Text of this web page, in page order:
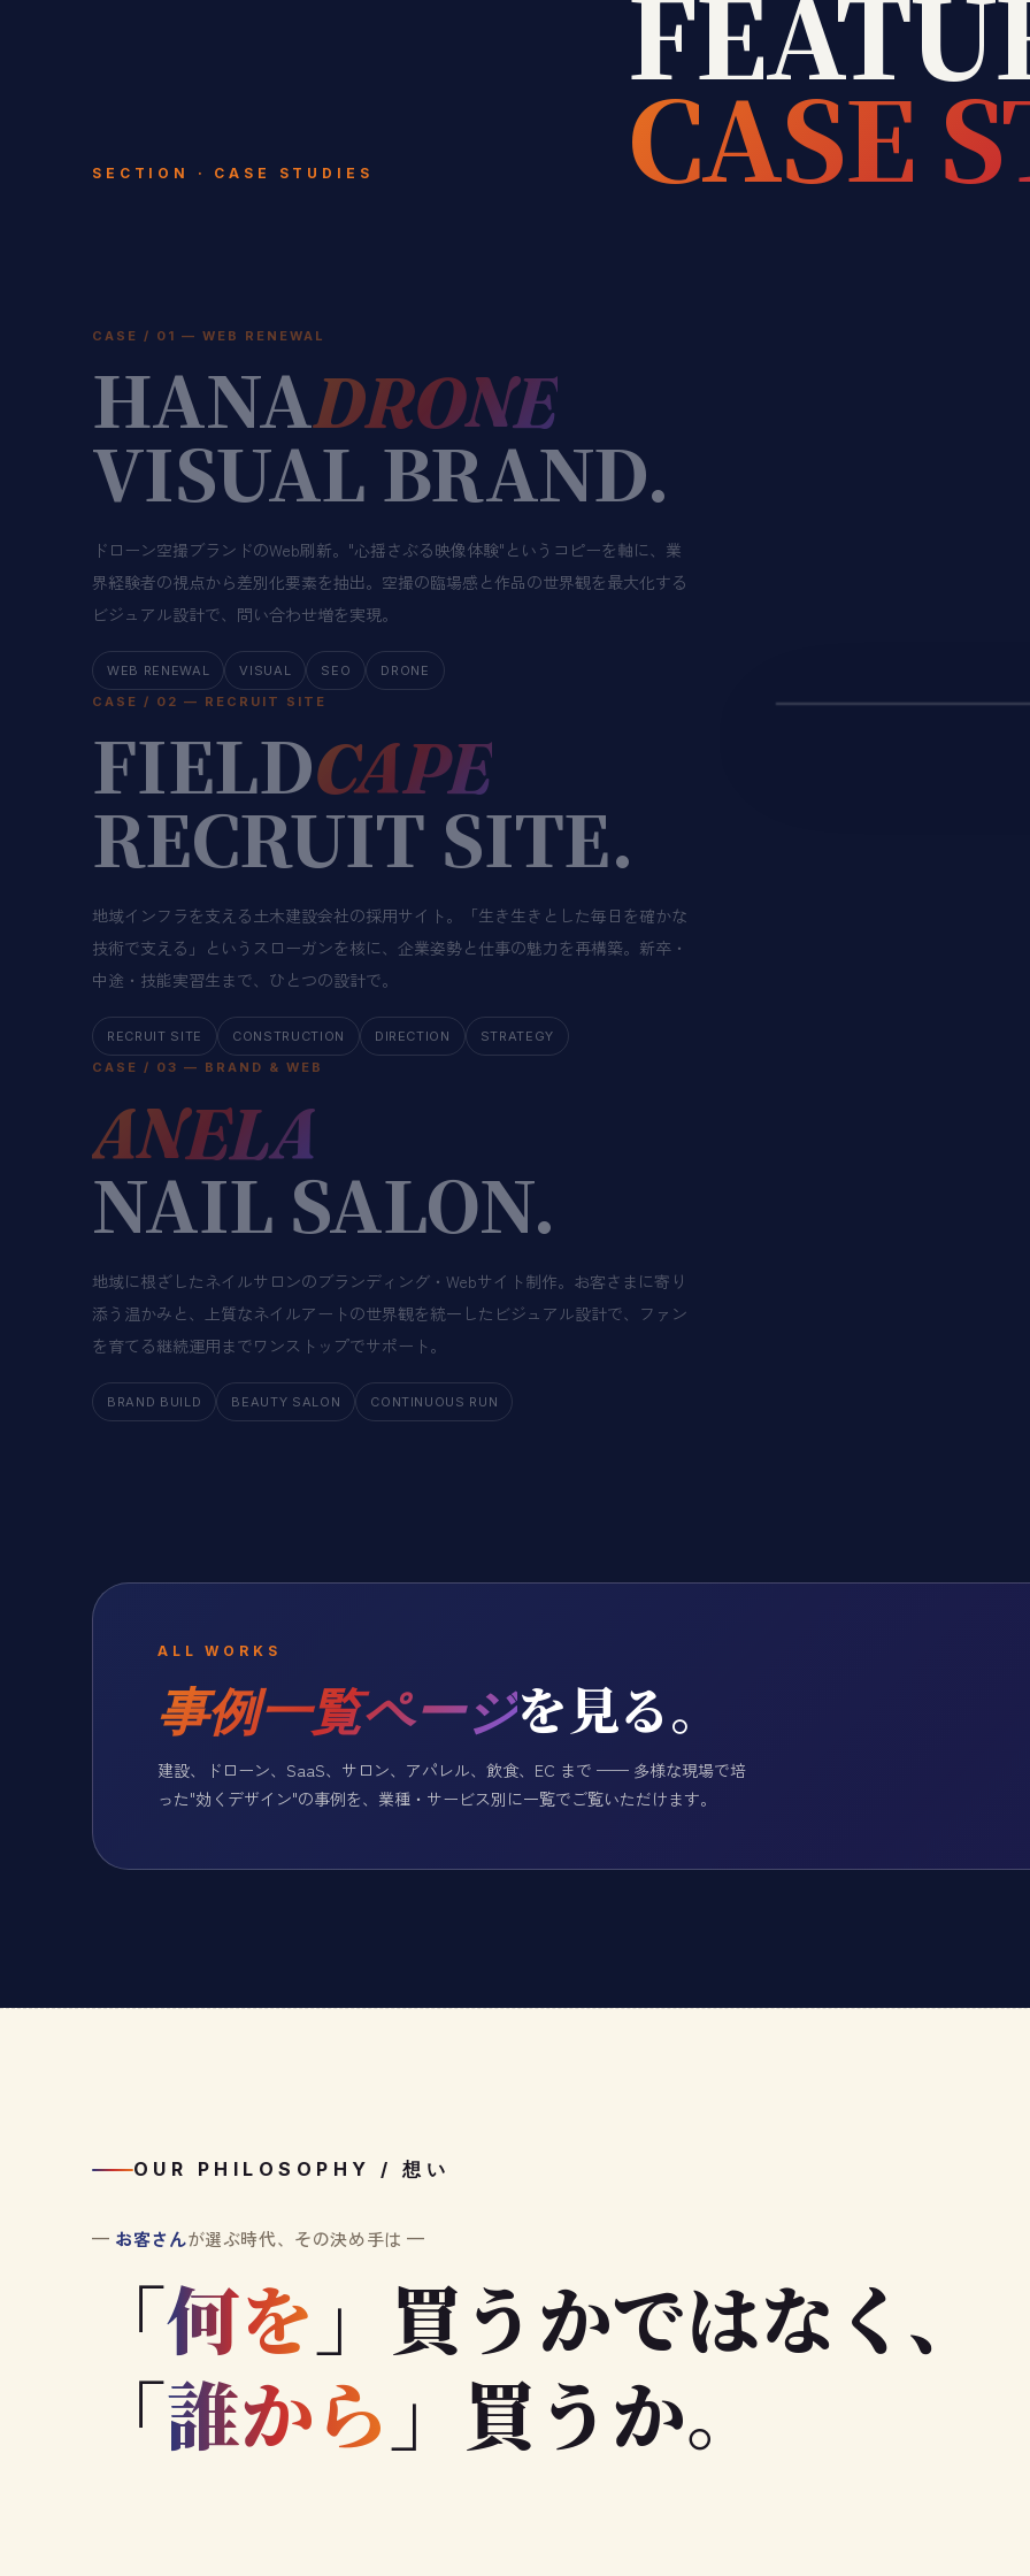
SECTION · CASE STUDIES CASE
CASE / 01 — WEB RENEWAL
HANADRONE
VISUAL BRAND.
ドローン空撮ブランドのWeb刷新。"心揺さぶる映像体験"というコピーを軸に、業
界経験者の視点から差別化要素を抽出。空撮の臨場感と作品の世界観を最大化する
ビジュアル設計で、問い合わせ増を実現。
WEB RENEWAL VISUAL SEO
DRONE
CASE / 02 — RECRUIT SITE
FIELDCAPE
RECRUIT SITE.
地域インフラを支える土木建設会社の採用サイト。「生き生きとした毎日を確かな
技術で支える」というスローガンを核に、企業姿勢と仕事の魅力を再構築。新卒・
中途・技能実習生まで、ひとつの設計で。
RECRUIT SITE CONSTRUCTION DIRECTION
STRATEGY
CASE / 03 — BRAND & WEB
ANELA
NAIL SALON.
地域に根ざしたネイルサロンのブランディング・Webサイト制作。お客さまに寄り
添う温かみと、上質なネイルアートの世界観を統一したビジュアル設計で、ファン
を育てる継続運用までワンストップでサポート。
BRAND BUILD BEAUTY SALON CONTINUOUS RUN
ALL WORKS
事例一覧ページを見る。
建設、ドローン、SaaS、サロン、アパレル、飲食、EC まで —— 多様な現場で培
った"効くデザイン"の事例を、業種・サービス別に一覧でご覧いただけます。
OUR PHILOSOPHY / 想い
— お客さんが選ぶ時代、その決め手は —
「何を 」買うかではなく、
「誰から 」買うか。